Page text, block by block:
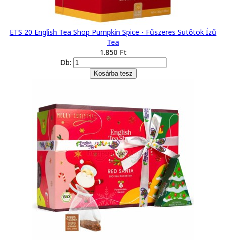
ETS 20 English Tea Shop Pumpkin Spice - Fűszeres Sütőtök Ízű
Tea
1.850 Ft
Db: